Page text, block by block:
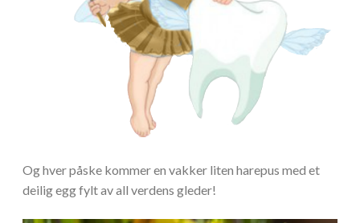
Og hver påske kommer en vakker liten harepus med et
deilig egg fylt av all verdens gleder!